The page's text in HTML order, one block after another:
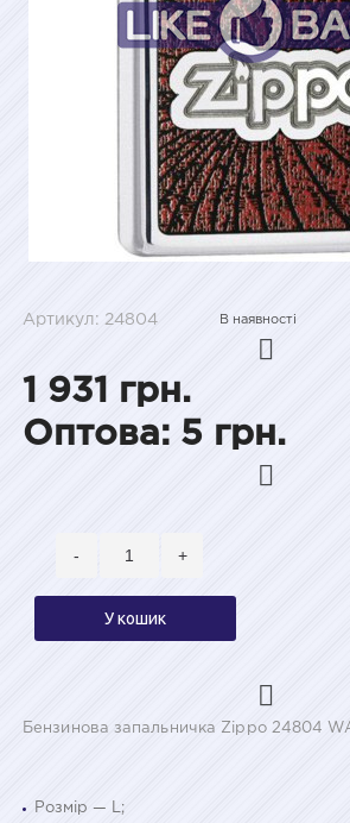
Артикул: 24804 В наявності
1 931 грн.
Оптова: 5 грн.
- +
У кошик
Бензинова запальничка Zippo 24804
Розмір — L;